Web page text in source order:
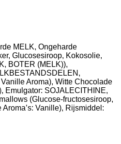
MELK, Ongeharde
Glucosesiroop, Kokosolie,
BOTER (MELK)),
Aroma), Witte Chocolade
Emulgator: SOJALECITHINE,
(Glucose-fructosesiroop,
Vanille), Rijsmiddel: